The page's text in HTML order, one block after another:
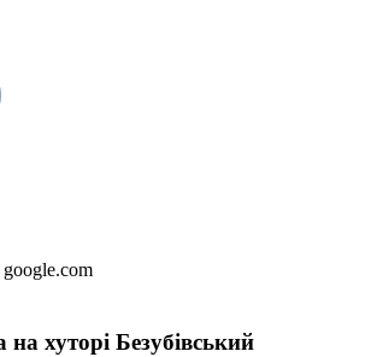
google.com
хуторі Безубівський